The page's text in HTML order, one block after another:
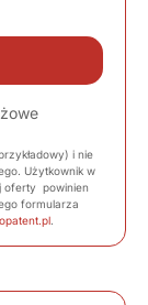
i nie
Użytkownik w
oferty powinien
formularza
.